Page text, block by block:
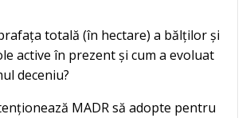
totală (în hectare) a bălților și
active în prezent și cum a evoluat
deceniu?
MADR să adopte pentru